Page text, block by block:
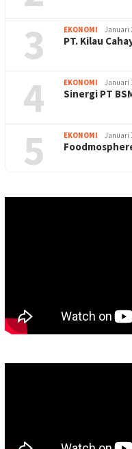
3 EKONOMI Januari
PT. Kilau
4 EKONOMI Januari
Sinergi PT
5 EKONOMI Januari